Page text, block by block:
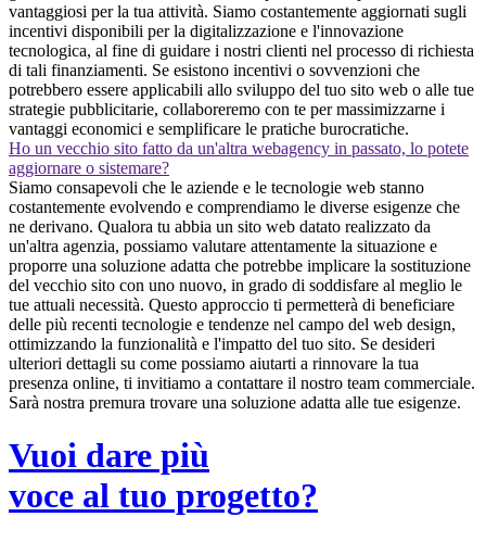
vantaggiosi per la tua attività. Siamo costantemente aggiornati sugli
incentivi disponibili per la digitalizzazione e l'innovazione
tecnologica, al fine di guidare i nostri clienti nel processo di richiesta
di tali finanziamenti. Se esistono incentivi o sovvenzioni che
potrebbero essere applicabili allo sviluppo del tuo sito web o alle tue
strategie pubblicitarie, collaboreremo con te per massimizzarne i
vantaggi economici e semplificare le pratiche burocratiche.
Ho un vecchio sito fatto da un'altra webagency in passato, lo potete
aggiornare o sistemare?
Siamo consapevoli che le aziende e le tecnologie web stanno
costantemente evolvendo e comprendiamo le diverse esigenze che
ne derivano. Qualora tu abbia un sito web datato realizzato da
un'altra agenzia, possiamo valutare attentamente la situazione e
proporre una soluzione adatta che potrebbe implicare la sostituzione
del vecchio sito con uno nuovo, in grado di soddisfare al meglio le
tue attuali necessità. Questo approccio ti permetterà di beneficiare
delle più recenti tecnologie e tendenze nel campo del web design,
ottimizzando la funzionalità e l'impatto del tuo sito. Se desideri
ulteriori dettagli su come possiamo aiutarti a rinnovare la tua
presenza online, ti invitiamo a contattare il nostro team commerciale.
Sarà nostra premura trovare una soluzione adatta alle tue esigenze.
Vuoi dare più
voce al tuo progetto?